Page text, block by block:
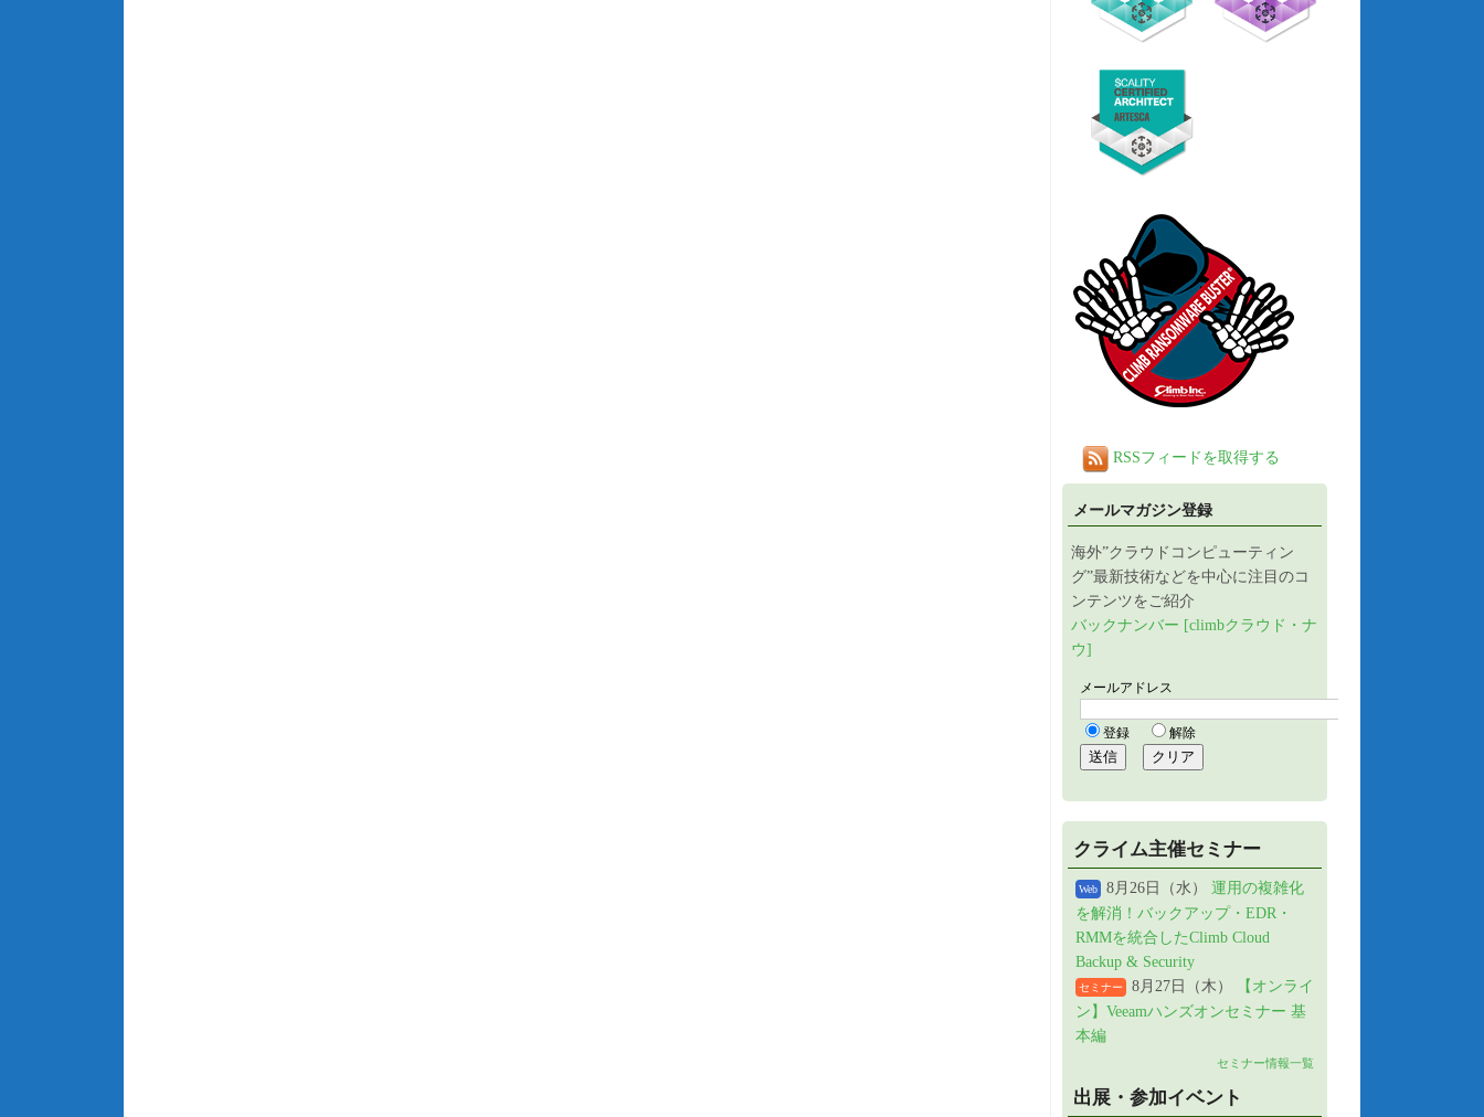
RSSフィードを取得する
メールマガジン登録
海外”クラウドコンピューティン
グ”最新技術などを中心に注目のコ
ンテンツをご紹介
バックナンバー [climbクラウド・ナ
ウ]
クライム主催セミナー
Web 8月26日（水） 運用の複雑化
を解消！バックアップ・EDR・
RMMを統合したClimb Cloud
Backup & Security
セミナー 8月27日（木）
【オンライ
ン】Veeamハンズオンセミナー 基
本編
セミナー情報一覧
出展・参加イベント